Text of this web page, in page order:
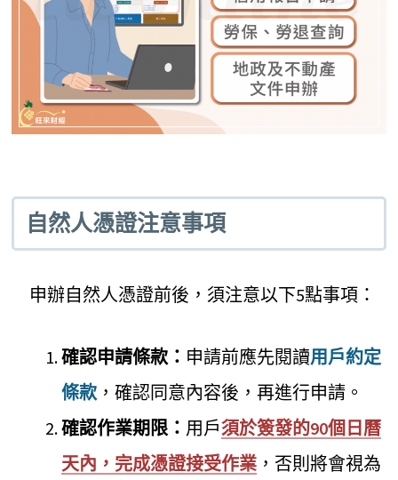
自然人憑證注意事項
申辦自然人憑證前後，須注意以下5點事項：
確認申請條款： 申請前應先閱讀用戶約定
條款，確認同意內容後，再進行申請。
確認作業期限： 用戶須於簽發的90個日曆
天內，完成憑證接受作業 ，否則將會視為